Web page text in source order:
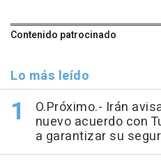
Contenido patrocinado
Lo más leído
O.Próximo.- Irán
nuevo acuerdo con
a garantizar su